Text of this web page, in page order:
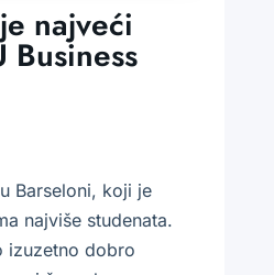
najveći
Business
Barseloni, koji je
najviše studenata.
izuzetno dobro